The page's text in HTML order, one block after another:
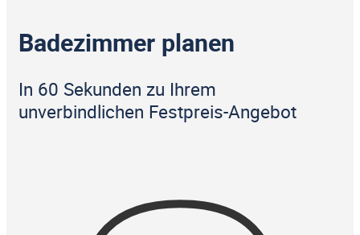
Badezimmer planen
In 60 Sekunden zu Ihrem
unverbindlichen Festpreis-Angebot